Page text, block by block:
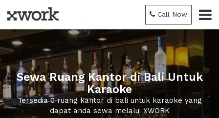
Call Now
Sewa Ruang Kantor di Bali Untuk
Karaoke
Tersedia 0 ruang kantor di bali untuk karaoke yang
dapat anda sewa melalui XWORK